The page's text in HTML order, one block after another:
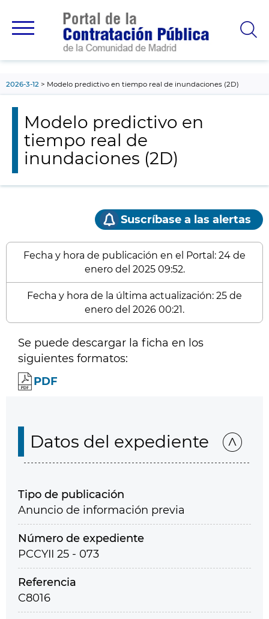
principal
2026-3-12 Modelo predictivo en tiempo real de inundaciones (2D)
Modelo predictivo en
tiempo real de
inundaciones (2D)
Suscríbase a las alertas
Fecha y hora de publicación en el Portal: 24 de
enero del 2025 09:52.
Fecha y hora de la última actualización: 25 de
enero del 2026 00:21.
Se puede descargar la ficha en los
siguientes formatos:
PDF
Datos del expediente
Tipo de publicación
Anuncio de información previa
Número de expediente
PCCYII 25 - 073
Referencia
C8016